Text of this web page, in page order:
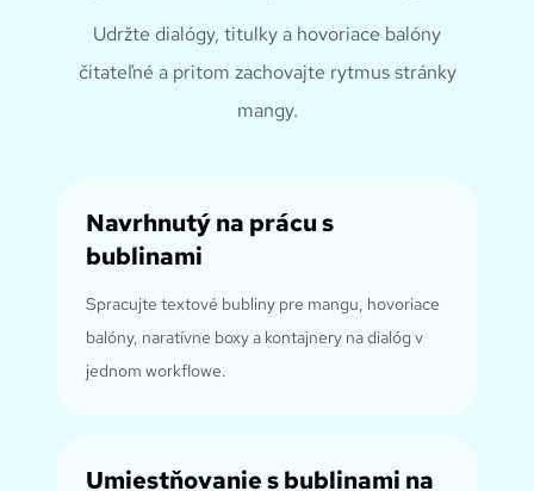
Udržte dialógy, titulky a hovoriace balóny
čitateľné a pritom zachovajte rytmus stránky
mangy.
Navrhnutý na prácu s
bublinami
Spracujte textové bubliny pre mangu, hovoriace
balóny, naratívne boxy a kontajnery na dialóg v
jednom workflowe.
Umiestňovanie s bublinami na